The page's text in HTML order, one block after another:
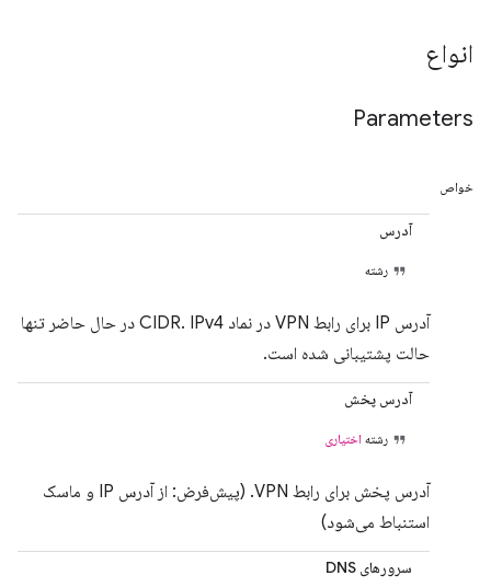
انواع
Parameters
خواص
آدرس
رشته
آدرس IP برای رابط VPN در نماد CIDR. IPv4 در حال حاضر تنها
حالت پشتیبانی شده است.
آدرس پخش
رشته اختیاری
آدرس پخش برای رابط VPN. (پیش‌فرض: از آدرس IP و ماسک
استنباط می‌شود)
سرورهای DNS